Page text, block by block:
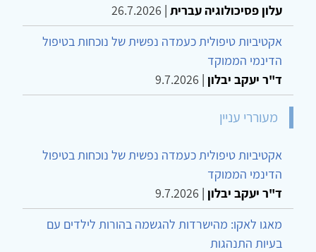
עלון פסיכולוגיה עברית |
26.7.2026
אקטיביות טיפולית כעמדה נפשית של נוכחות בטיפול
הדינמי הממוקד
ד"ר יעקב יבלון |
9.7.2026
מעוררי עניין
אקטיביות טיפולית כעמדה נפשית של נוכחות בטיפול
הדינמי הממוקד
ד"ר יעקב יבלון |
9.7.2026
מאגו לאקו: מהישרדות להגשמה בהורות לילדים עם
בעיות התנהגות